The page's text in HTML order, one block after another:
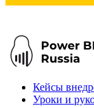
Кейсы
Уроки и